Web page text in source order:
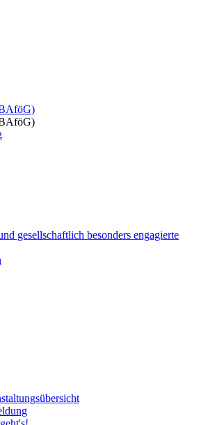
gesellschaftlich besonders engagierte